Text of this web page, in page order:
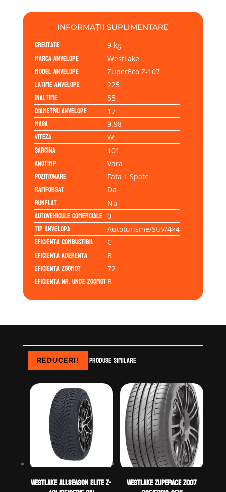
101W
INFORMAȚII SUPLIMENTARE
Greutate 9 kg
Marca anvelope WestLake
Model anvelope ZuperEco Z-107
Latime anvelope 225
Inaltime 55
Diametru anvelope 17
Masa 9.98
Viteza W
Sarcina 101
Anotimp Vara
Pozitionare Fata + Spate
Ramforsat Da
Runflat Nu
Autovehicule comerciale 0
Tip anvelopa Autoturisme/SUV/4×4
Eficienta Combustibil C
Eficienta Aderenta B
Eficienta Zgomot 72
Eficienta Nr. Unde ZgomotB
Produse similare
REDUCERI!
WestLake ALLSEASON ELITE Z-
REDUCERI!
WestLake ZUPERACE Z007
REDUCERI!
REDUCERI!